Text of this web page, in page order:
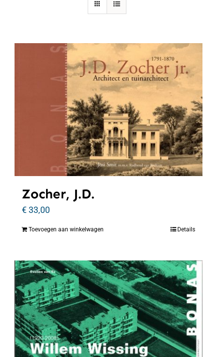
Zocher, J.D.
€33,00
Toevoegen aan winkelwagen Details